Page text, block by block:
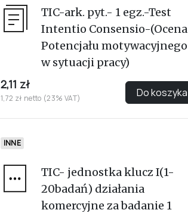
TIC-ark. pyt.- 1 egz.-Test
Intentio Consensio-(Ocena
Potencjału motywacyjnego
w sytuacji pracy)
2,11 zł
1,72 zł netto (23% VAT) Do koszyka
INNE
TIC- jednostka klucz I(1-
20badań) działania
komercyjne za badanie 1